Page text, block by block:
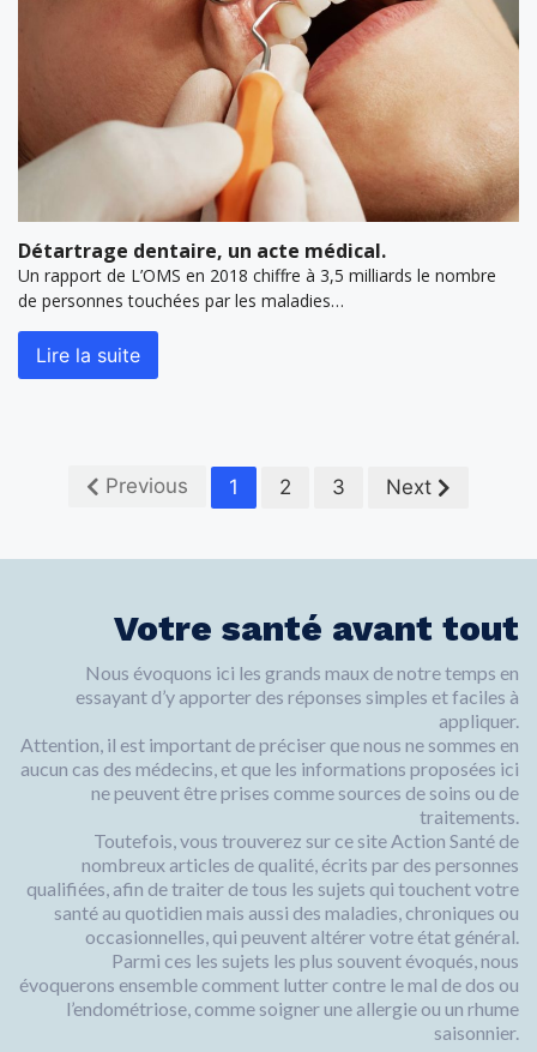
Détartrage dentaire, un acte médical.
Un rapport de L’OMS en 2018 chiffre à 3,5 milliards le nombre
de personnes touchées par les maladies…
Lire la suite
Previous 1 2 3 Next
Votre santé avant tout
Nous évoquons ici les grands maux de notre temps en
essayant d’y apporter des réponses simples et faciles à
appliquer.
Attention, il est important de préciser que nous ne sommes en
aucun cas des médecins, et que les informations proposées ici
ne peuvent être prises comme sources de soins ou de
traitements.
Toutefois, vous trouverez sur ce site Action Santé de
nombreux articles de qualité, écrits par des personnes
qualifiées, afin de traiter de tous les sujets qui touchent votre
santé au quotidien mais aussi des maladies, chroniques ou
occasionnelles, qui peuvent altérer votre état général.
Parmi ces les sujets les plus souvent évoqués, nous
évoquerons ensemble comment lutter contre le mal de dos ou
l’endométriose, comme soigner une allergie ou un rhume
saisonnier.